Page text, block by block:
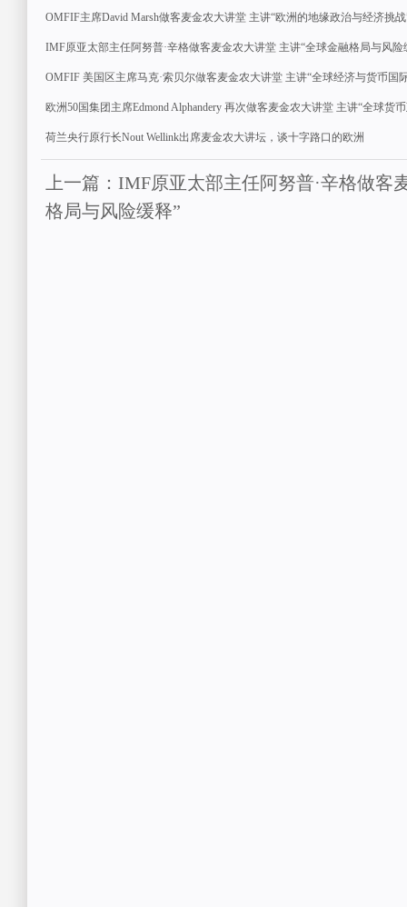
OMFIF主席David Marsh做客麦金农大讲堂 主讲“欧洲的地缘政治与经济挑战
IMF原亚太部主任阿努普·辛格做客麦金农大讲堂 主讲“全球金融格局与风险
OMFIF 美国区主席马克·索贝尔做客麦金农大讲堂 主讲“全球经济与货币国
欧洲50国集团主席Edmond Alphandery 再次做客麦金农大讲堂 主讲“全球货
荷兰央行原行长Nout Wellink出席麦金农大讲坛，谈十字路口的欧洲
上一篇：IMF原亚太部主任阿努普·辛格做客
格局与风险缓释”